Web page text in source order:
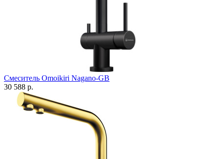
Смеситель Omoikiri Nagano-GB
30 588 р.